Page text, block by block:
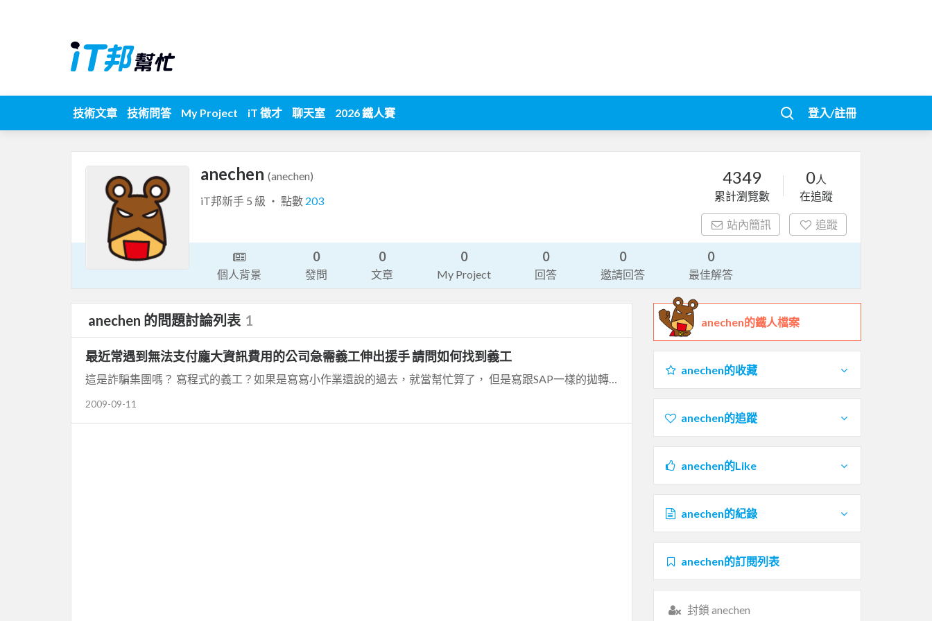
技術文章 技術問答 My Project iT 徵才 聊天室 2026 鐵人賽 登入/註冊
anechen (anechen)
iT邦新手 5 級 ‧ 點數 203
4349
累計瀏覽數
0人
在追蹤
站內簡訊 追蹤
個人背景
0
發問
0
文章
0
My Project
0
回答
0
邀請回答
0
最佳解答
anechen 的問題討論列表 1
最近常遇到無法支付龐大資訊費用的公司急需義工伸出援手 請問如何找到義工
2009-09-11
anechen的鐵人檔案
anechen的收藏
anechen的追蹤
anechen的Like
anechen的紀錄
anechen的訂閱列表
封鎖 anechen